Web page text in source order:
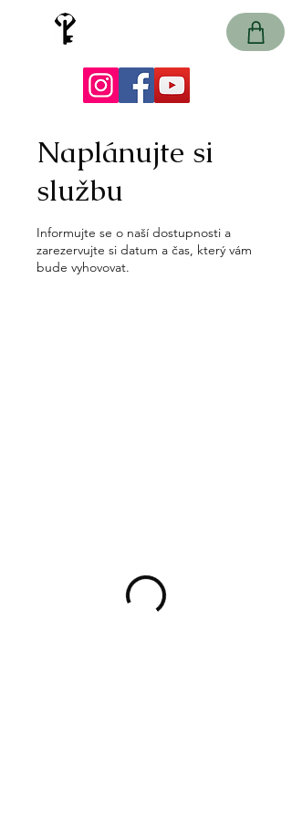
Naplánujte si
službu
Informujte se o naší dostupnosti a
zarezervujte si datum a čas, který vám
bude vyhovovat.